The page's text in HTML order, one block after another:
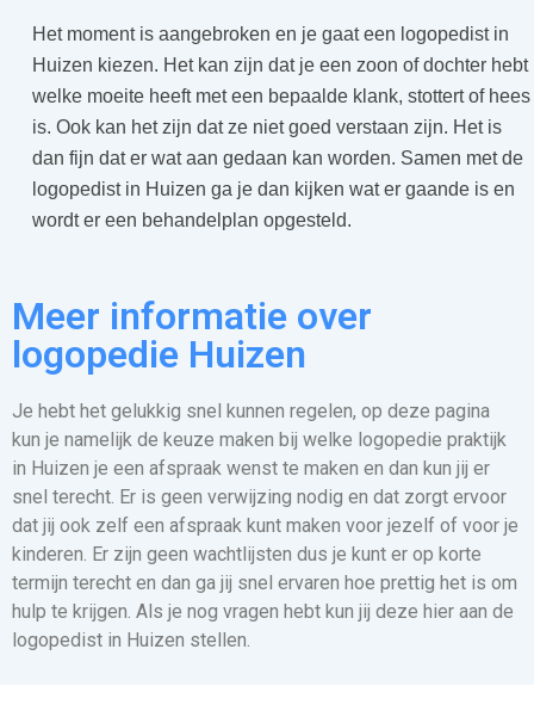
Het moment is aangebroken en je gaat een logopedist in
Huizen kiezen. Het kan zijn dat je een zoon of dochter hebt
welke moeite heeft met een bepaalde klank, stottert of hees
is. Ook kan het zijn dat ze niet goed verstaan zijn. Het is
dan fijn dat er wat aan gedaan kan worden. Samen met de
logopedist in Huizen ga je dan kijken wat er gaande is en
wordt er een behandelplan opgesteld.
Meer informatie over
logopedie Huizen
Je hebt het gelukkig snel kunnen regelen, op deze pagina
kun je namelijk de keuze maken bij welke logopedie praktijk
in Huizen je een afspraak wenst te maken en dan kun jij er
snel terecht. Er is geen verwijzing nodig en dat zorgt ervoor
dat jij ook zelf een afspraak kunt maken voor jezelf of voor je
kinderen. Er zijn geen wachtlijsten dus je kunt er op korte
termijn terecht en dan ga jij snel ervaren hoe prettig het is om
hulp te krijgen. Als je nog vragen hebt kun jij deze hier aan de
logopedist in Huizen stellen.